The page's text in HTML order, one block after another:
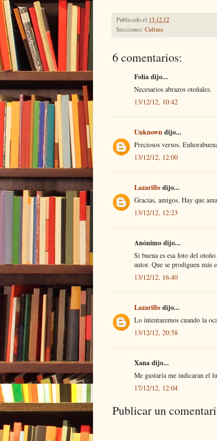
Publicado el 13.12.12
Secciones: Cultura
6 comentarios:
Folía dijo...
Necesarios abrazos otoñales.
13/12/12, 10:42
Unknowndijo...
Preciosos versos.
13/12/12, 12:00
Lazarillodijo...
Gracias, amigos. Hay que
13/12/12, 12:23
Anónimo dijo...
Si buena es esa foto del
autor. Que se prodiguen más
13/12/12, 16:40
Lazarillodijo...
Lo intentaremos cuando la
13/12/12, 20:58
Xana dijo...
Me gustaría me indicaran el
17/12/12, 12:04
Publicar un